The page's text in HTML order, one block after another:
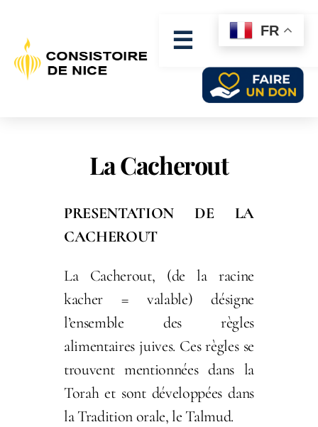
☰
La Cacherout
PRESENTATION DE LA
CACHEROUT
La Cacherout, (de la racine
kacher = valable) désigne
l’ensemble des règles
alimentaires juives. Ces règles se
trouvent mentionnées dans la
Torah et sont développées dans
la Tradition orale, le Talmud.
FR